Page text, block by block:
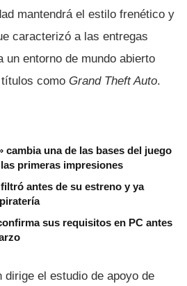
mantendrá el estilo frenético y
caracterizó a las entregas
un entorno de mundo abierto
como Grand Theft Auto.
cambia una de las bases del juego
primeras impresiones
antes de su estreno y ya
sus requisitos en PC antes
dirige el estudio de apoyo de